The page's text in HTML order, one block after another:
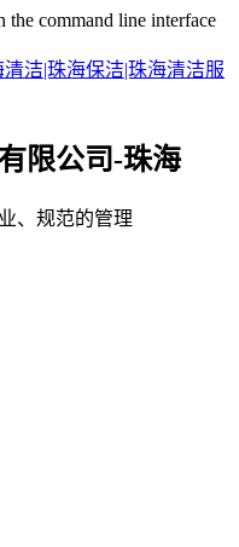
the command line interface
限公司-珠海
、规范的管理